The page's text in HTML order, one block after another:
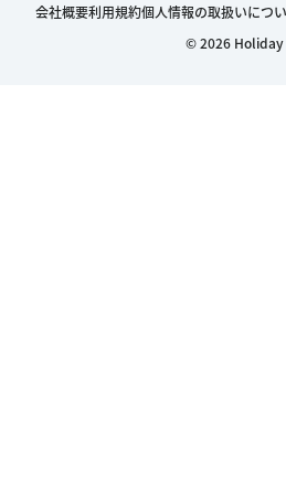
会社概要利用規約個人情報の取扱いにつ
© 2026 Holiday